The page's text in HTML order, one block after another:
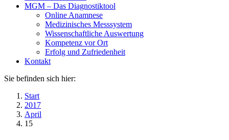
MGM – Das Diagnostiktool
Online Anamnese
Medizinisches Messsystem
Wissenschaftliche Auswertung
Kompetenz vor Ort
Erfolg und Zufriedenheit
Kontakt
Sie befinden sich hier:
Start
2017
April
15